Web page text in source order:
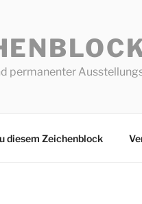
permanenter
diesem Zeichenblock